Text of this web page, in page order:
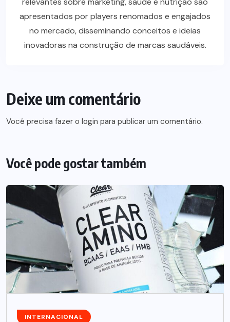
apresentados por players renomados e engajados
no mercado, disseminando conceitos e ideias
inovadoras na construção de marcas saudáveis.
Deixe um comentário
Você precisa fazer o login para publicar um comentário.
Você pode gostar também
INTERNACIONAL